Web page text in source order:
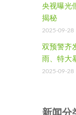
央视曝光
揭秘
2025-09-28
双预警齐
雨、特大
2025-09-28
新闻分